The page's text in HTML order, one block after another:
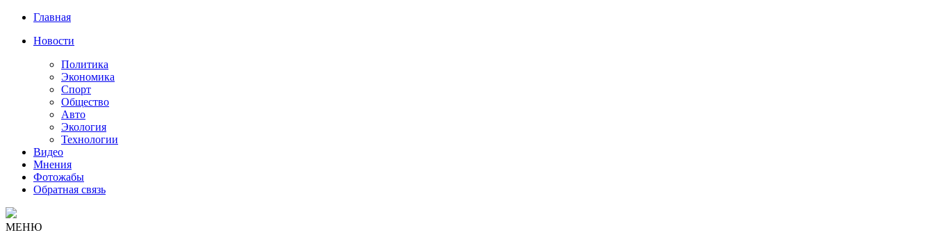
Главная
Новости
Политика
Экономика
Спорт
Общество
Авто
Экология
Технологии
Видео
Мнения
Фотожабы
Обратная связь
МЕНЮ